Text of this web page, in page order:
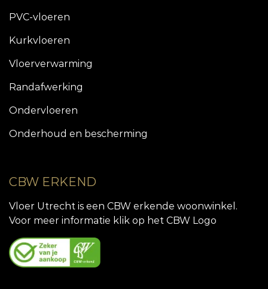
PVC-vloeren
Kurkvloeren
Vloerverwarming
Randafwerking
Ondervloeren
Onderhoud en bescherming
CBW ERKEND
Vloer Utrecht is een CBW erkende woonwinkel.
Voor meer informatie klik op het CBW Logo